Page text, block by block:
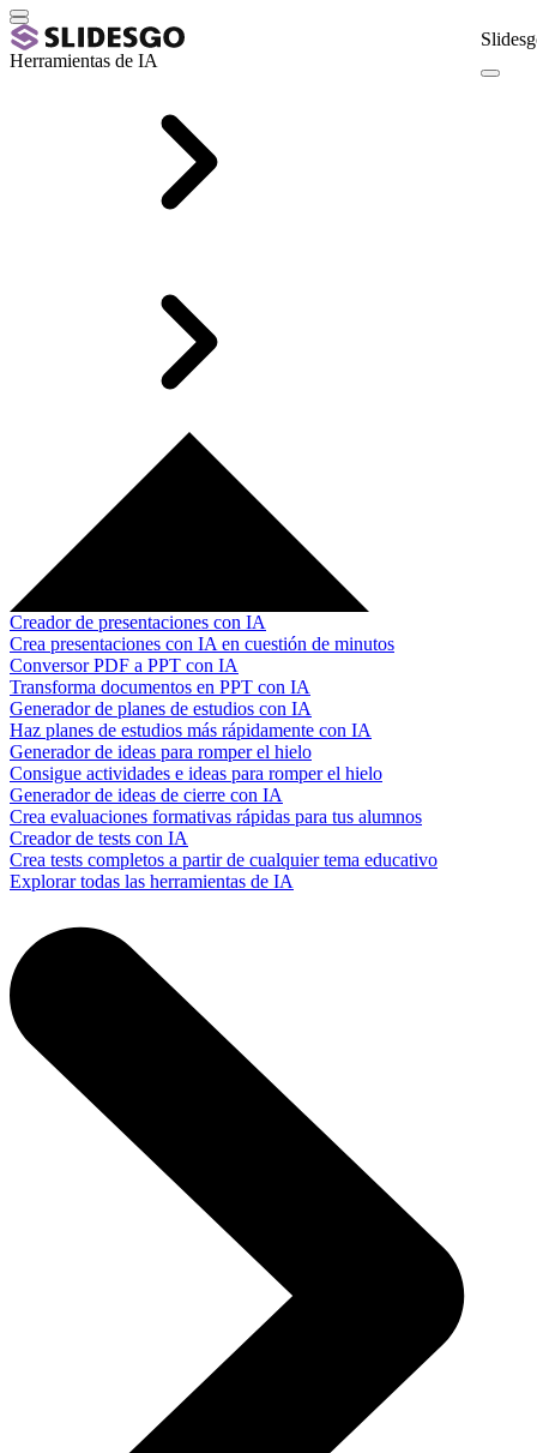
Herramientas de IA
Creador de presentaciones con IA
Crea presentaciones con IA en cuestión de minutos
Conversor PDF a PPT con IA
Transforma documentos en PPT con IA
Generador de planes de estudios con IA
Haz planes de estudios más rápidamente con IA
Generador de ideas para romper el hielo
Consigue actividades e ideas para romper el hielo
Generador de ideas de cierre con IA
Crea evaluaciones formativas rápidas para tus alumnos
Creador de tests con IA
Crea tests completos a partir de cualquier tema educativo
Explorar todas las herramientas de IA